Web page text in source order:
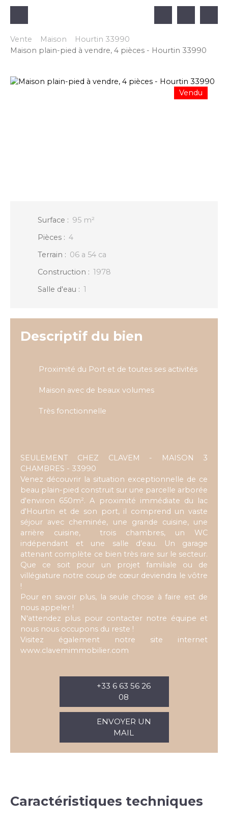
Vente Maison
Hourtin 33990
Maison plain-pied à vendre, 4 pièces - Hourtin 33990
Vendu
Surface : 95 m²
Pièces : 4
Terrain : 06 a 54 ca
Construction : 1978
Salle d'eau : 1
Descriptif du bien
Proximité du Port et de toutes ses activités
Maison avec de beaux volumes
Très fonctionnelle
SEULEMENT CHEZ CLAVEM - MAISON 3
CHAMBRES - 33990
Venez découvrir la situation exceptionnelle de ce
beau plain-pied construit sur une parcelle arborée
d'environ 650m². A proximité immédiate du lac
d'Hourtin et de son port, il comprend un vaste
séjour avec cheminée, une grande cuisine, une
arrière cuisine, trois chambres, un WC
indépendant et une salle d’eau. Un garage
attenant complète ce bien très rare sur le secteur.
Que ce soit pour un projet familiale ou de
villégiature notre coup de cœur deviendra le vôtre
!
Pour en savoir plus, la seule chose à faire est de
nous appeler !
N'attendez plus pour contacter notre équipe et
nous nous occupons du reste !
Visitez également notre site internet
www.clavemimmobilier.com
+33 6 63 56 26
08
ENVOYER UN
MAIL
Caractéristiques techniques